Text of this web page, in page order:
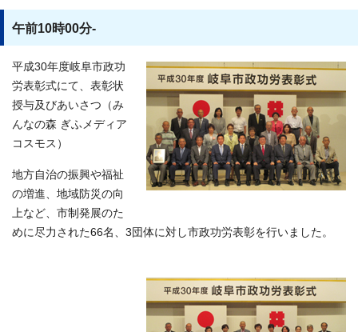
午前10時00分-
平成30年度岐阜市政功
労表彰式にて、表彰状
授与及びあいさつ（み
んなの森 ぎふメディア
コスモス）
地方自治の振興や福祉
の増進、地域防災の向
上など、市制発展のた
めに尽力された66名、3団体に対し市政功労表彰を行いました。